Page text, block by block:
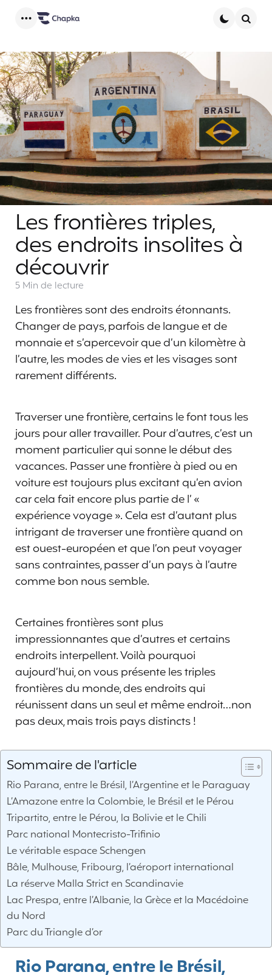
Les frontières triples,
des endroits insolites à
découvrir
5 Min de lecture
Les frontières sont des endroits étonnants.
Changer de pays, parfois de langue et de
monnaie et s’apercevoir que d’un kilomètre à
l’autre, les modes de vies et les visages sont
rarement différents.
Traverser une frontière, certains le font tous les
jours pour aller travailler. Pour d’autres, c’est un
moment particulier qui sonne le début des
vacances. Passer une frontière à pied ou en
voiture est toujours plus excitant qu’en avion
car cela fait encore plus partie de l’ «
expérience voyage ». Cela est d’autant plus
intrigant de traverser une frontière quand on
est ouest-européen et que l’on peut voyager
sans contraintes, passer d’un pays à l’autre
comme bon nous semble.
Certaines frontières sont plus
impressionnantes que d’autres et certains
endroits interpellent. Voilà pourquoi
aujourd’hui, on vous présente les triples
frontières du monde, des endroits qui
réunissent dans un seul et même endroit…non
pas deux, mais trois pays distincts !
Sommaire de l'article
Rio Parana, entre le Brésil, l’Argentine et le Paraguay
L’Amazone entre la Colombie, le Brésil et le Pérou
Tripartito, entre le Pérou, la Bolivie et le Chili
Parc national Montecristo-Trifinio
Le véritable espace Schengen
Bâle, Mulhouse, Fribourg, l’aéroport international
La réserve Malla Strict en Scandinavie
Lac Prespa, entre l’Albanie, la Grèce et la Macédoine
du Nord
Parc du Triangle d’or
Rio Parana, entre le Brésil,